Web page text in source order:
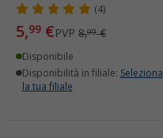
(4)
5,99 €PVP 8,99€
Disponibile
Disponibilità in filiale: Seleziona
la tua filiale